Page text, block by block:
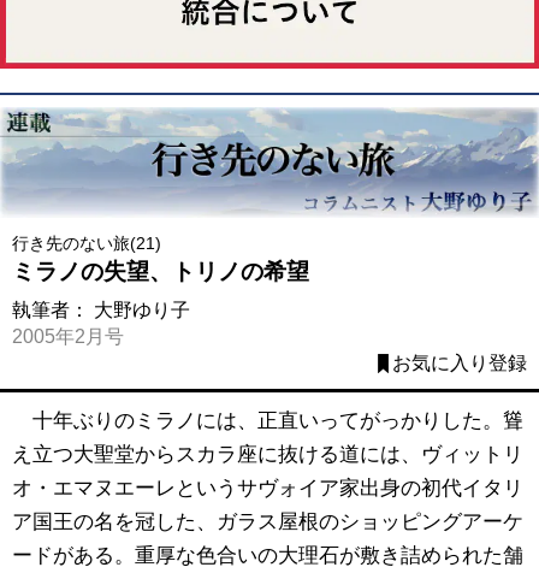
行き先のない旅(21)
ミラノの失望、トリノの希望
執筆者： 大野ゆり子
2005年2月号
お気に入り登録
十年ぶりのミラノには、正直いってがっかりした。聳
え立つ大聖堂からスカラ座に抜ける道には、ヴィットリ
オ・エマヌエーレというサヴォイア家出身の初代イタリ
ア国王の名を冠した、ガラス屋根のショッピングアーケ
ードがある。重厚な色合いの大理石が敷き詰められた舗